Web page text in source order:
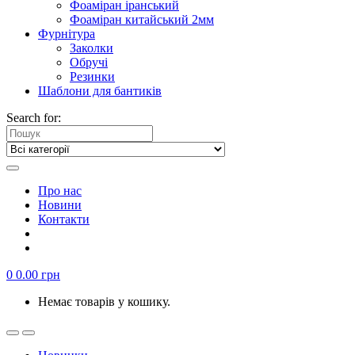
Фоаміран іранський
Фоаміран китайський 2мм
Фурнітура
Заколки
Обручі
Резинки
Шаблони для бантиків
Search for:
Про нас
Новини
Контакти
0 0.00 грн
Немає товарів у кошику.